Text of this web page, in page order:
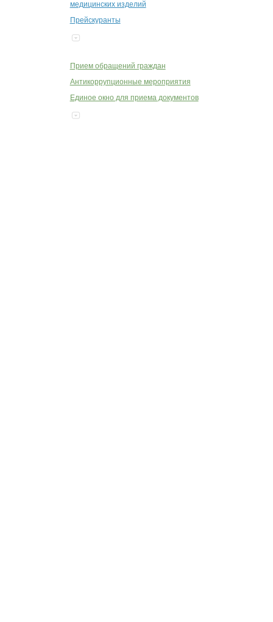
медицинских изделий
Прейскуранты
Прием обращений граждан
Антикоррупционные мероприятия
Единое окно для приема документов